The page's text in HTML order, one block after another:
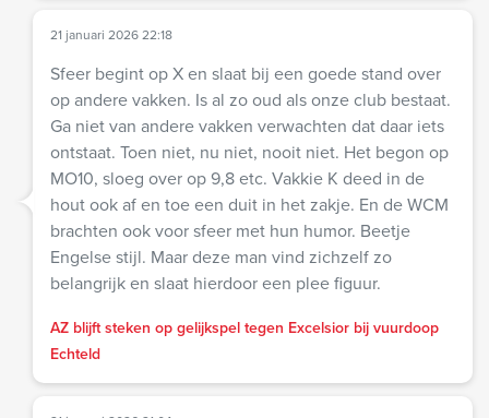
21 januari 2026 22:18
Sfeer begint op X en slaat bij een goede stand over
op andere vakken. Is al zo oud als onze club bestaat.
Ga niet van andere vakken verwachten dat daar iets
ontstaat. Toen niet, nu niet, nooit niet. Het begon op
MO10, sloeg over op 9,8 etc. Vakkie K deed in de
hout ook af en toe een duit in het zakje. En de WCM
brachten ook voor sfeer met hun humor. Beetje
Engelse stijl. Maar deze man vind zichzelf zo
belangrijk en slaat hierdoor een plee figuur.
AZ blijft steken op gelijkspel tegen Excelsior bij vuurdoop
Echteld